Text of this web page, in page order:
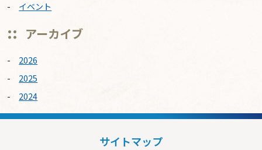
イベント
アーカイブ
2026
2025
2024
サイトマップ